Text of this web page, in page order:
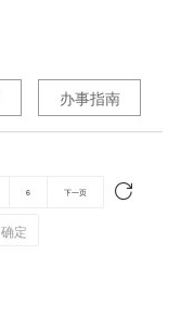
办事指南
6 下一页
确定